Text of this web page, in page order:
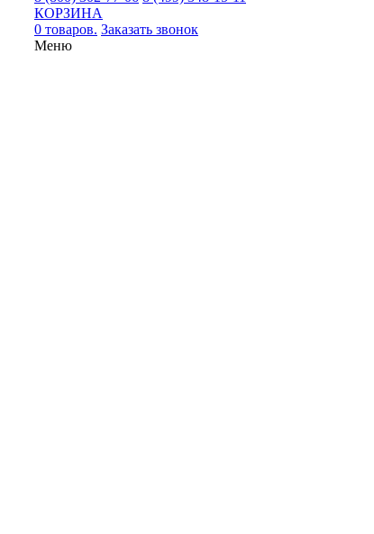
КОРЗИНА
0 товаров. Заказать звонок
Меню